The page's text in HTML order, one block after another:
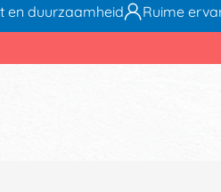
en duurzaamheid Ruime